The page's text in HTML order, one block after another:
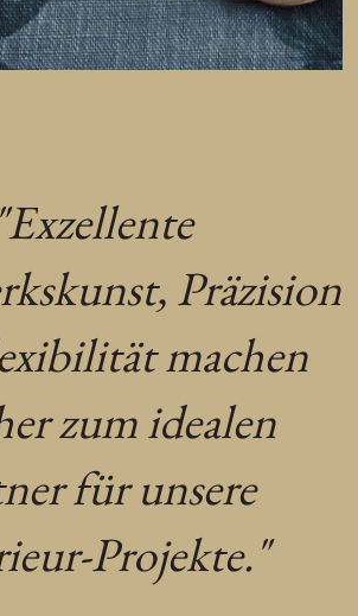
"Exzellente
Präzision
machen
zum idealen
für unsere
Projekte."